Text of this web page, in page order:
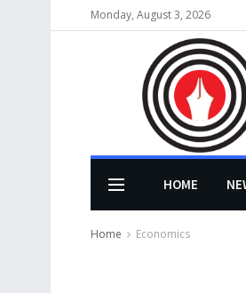
Monday, August 3, 2026
HOME
Home Economics